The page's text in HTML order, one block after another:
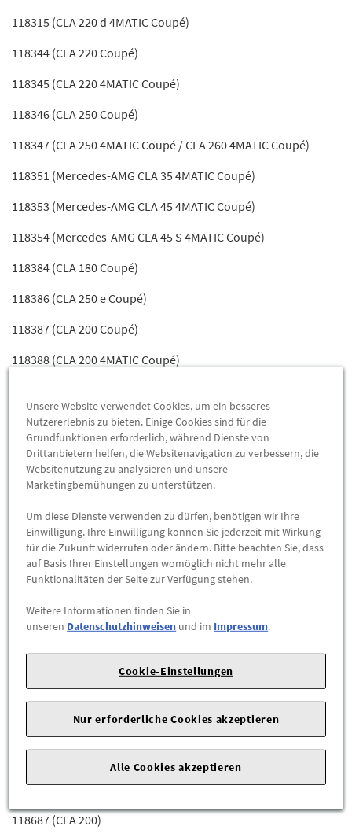
118315 (CLA 220 d 4MATIC Coupé)
118344 (CLA 220 Coupé)
118345 (CLA 220 4MATIC Coupé)
118346 (CLA 250 Coupé)
118347 (CLA 250 4MATIC Coupé / CLA 260 4MATIC Coupé)
118351 (Mercedes-AMG CLA 35 4MATIC Coupé)
118353 (Mercedes-AMG CLA 45 4MATIC Coupé)
118354 (Mercedes-AMG CLA 45 S 4MATIC Coupé)
118384 (CLA 180 Coupé)
118386 (CLA 250 e Coupé)
118387 (CLA 200 Coupé)
118388 (CLA 200 4MATIC Coupé)
118610 (CLA 180 D)
118612 (CLA 200 D)
118613 (CLA 200 D 4-MATIC)
118614 (CLA 220 D)
118615 (CLA 220 D 4-MATIC)
118644 (CLA 220)
118646 (CLA 250)
118647 (CLA 250 4-MATIC)
118651 (CLA 350 AMG 4-MATIC)
118653 (CLA 45 AMG 4-MATIC)
118654 (CLA 45 S AMG 4-MATIC)
118686 (CLA 250 E)
118687 (CLA 200)
Unsere Website verwendet Cookies, um ein besseres
Nutzererlebnis zu bieten. Einige Cookies sind für die
Grundfunktionen erforderlich, während Dienste von
Drittanbietern helfen, die Websitenavigation zu verbessern, die
Websitenutzung zu analysieren und unsere
Marketingbemühungen zu unterstützen.
Um diese Dienste verwenden zu dürfen, benötigen wir Ihre
Einwilligung. Ihre Einwilligung können Sie jederzeit mit Wirkung
für die Zukunft widerrufen oder ändern. Bitte beachten Sie, dass
auf Basis Ihrer Einstellungen womöglich nicht mehr alle
Funktionalitäten der Seite zur Verfügung stehen.
Weitere Informationen finden Sie in
unseren Datenschutzhinweisen und im Impressum.
Cookie-Einstellungen
Nur erforderliche Cookies akzeptieren
Alle Cookies akzeptieren